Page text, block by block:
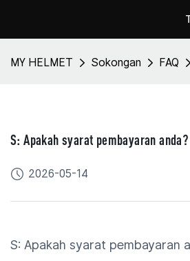
MY HELMET Sokongan FAQ
S: Apakah syarat pembayaran anda?
2026-05-14
S: Apakah syarat pembayaran